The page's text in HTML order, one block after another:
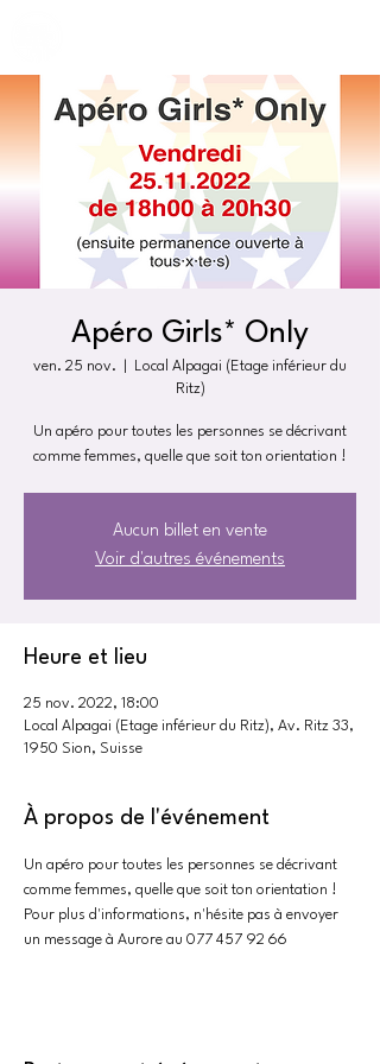
Apéro Girls* Only
ven. 25 nov.
Local Alpagai (Etage inférieur du
Ritz)
Un apéro pour toutes les personnes se décrivant
Aucun billet en vente
Voir d'autres événements
Heure et lieu
25 nov. 2022, 18:00
Local Alpagai (Etage inférieur du Ritz), Av. Ritz 33,
1950 Sion, Suisse
À propos de l'événement
Un apéro pour toutes les personnes se décrivant
comme femmes, quelle que soit ton orientation !
Pour plus d'informations, n'hésite pas à envoyer
un message à Aurore au 077 457 92 66